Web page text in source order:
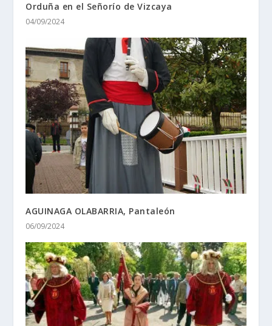
Orduña en el Señorí­o de Vizcaya
04/09/2024
AGUINAGA OLABARRIA, Pantaleón
06/09/2024